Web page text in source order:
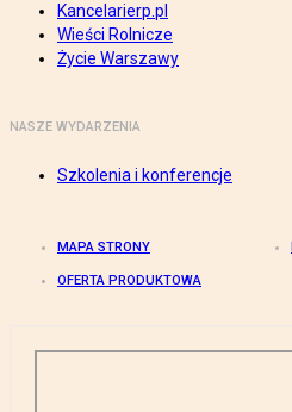
Kancelarierp.pl
Wieści Rolnicze
Życie Warszawy
NASZE WYDARZENIA
Szkolenia i konferencje
MAPA STRONY
OFERTA PRODUKTOWA